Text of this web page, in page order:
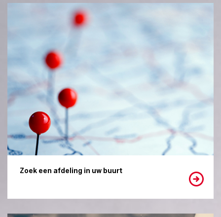
Zoek een afdeling in uw buurt